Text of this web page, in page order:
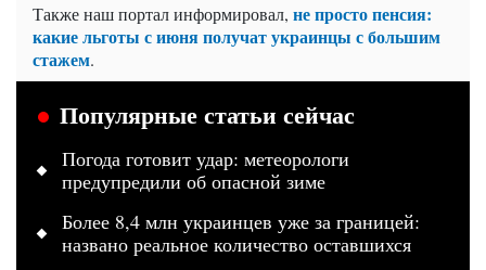
Также наш портал информировал, не просто пенсия:
какие льготы с июня получат украинцы с большим
стажем.
Популярные статьи сейчас
Погода готовит удар: метеорологи
предупредили об опасной зиме
Более 8,4 млн украинцев уже за границей:
названо реальное количество оставшихся